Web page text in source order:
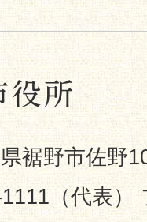
裾野市佐野
（代表）